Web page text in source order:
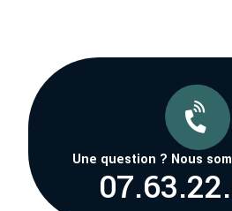

Une question ? Nous